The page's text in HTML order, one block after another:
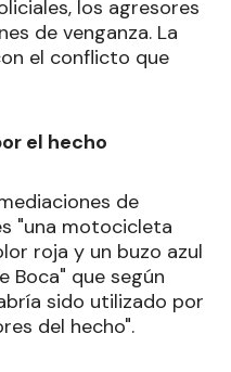
los agresores
de venganza. La
el conflicto que
el hecho
de
"una motocicleta
roja y un buzo azul
Boca" que según
sido utilizado por
del hecho".